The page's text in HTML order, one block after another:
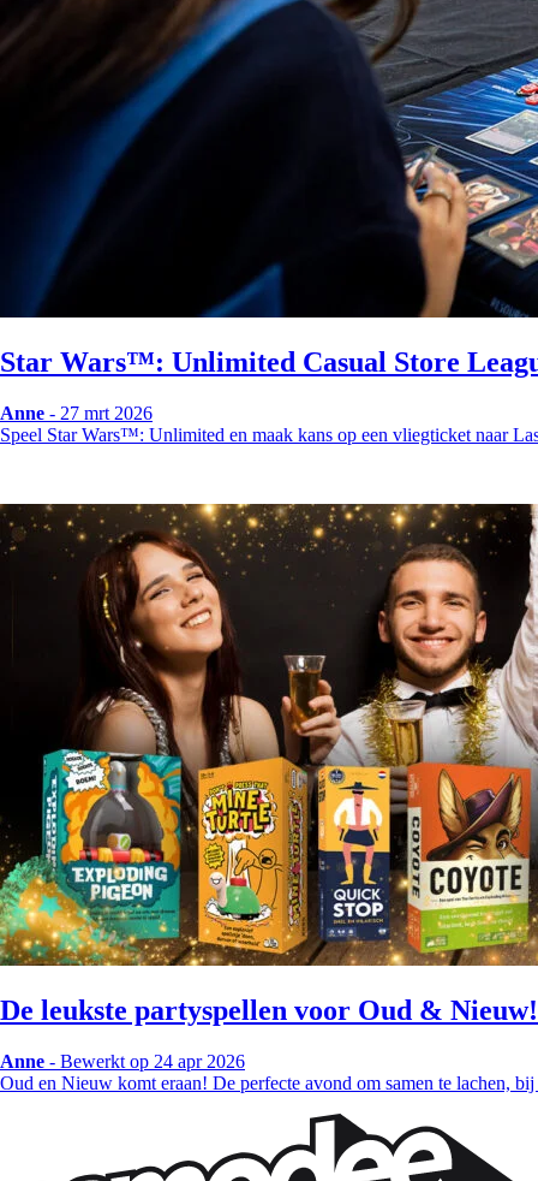
Star Wars™: Unlimited Casual Store
Anne - 27 mrt 2026
Speel Star Wars™: Unlimited en maak kans op een vliegticket naar
De leukste partyspellen voor Oud &
Anne - Bewerkt op 24 apr 2026
Oud en Nieuw komt eraan! De perfecte avond om samen te lachen,